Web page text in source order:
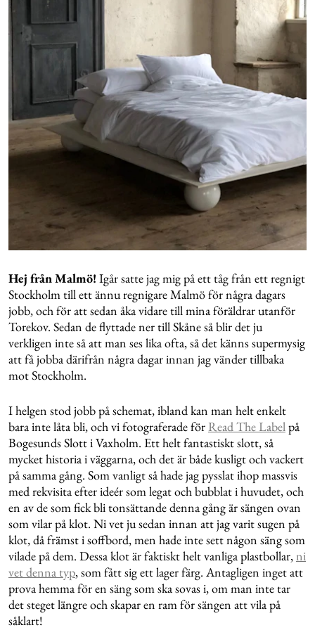
Hej från Malmö! Igår satte jag mig på ett tåg från ett regnigt
Stockholm till ett ännu regnigare Malmö för några dagars
jobb, och för att sedan åka vidare till mina föräldrar utanför
Torekov. Sedan de flyttade ner till Skåne så blir det ju
verkligen inte så att man ses lika ofta, så det känns supermysig
att få jobba därifrån några dagar innan jag vänder tillbaka
mot Stockholm.
I helgen stod jobb på schemat, ibland kan man helt enkelt
bara inte låta bli, och vi fotograferade förRead The Labelpå
Bogesunds Slott i Vaxholm. Ett helt fantastiskt slott, så
mycket historia i väggarna, och det är både kusligt och vackert
på samma gång. Som vanligt så hade jag pysslat ihop massvis
med rekvisita efter ideér som legat och bubblat i huvudet, och
en av de som fick bli tonsättande denna gång är sängen ovan
som vilar på klot. Ni vet ju sedan innan att jag varit sugen på
klot, då främst i soffbord, men hade inte sett någon säng som
vilade på dem. Dessa klot är faktiskt helt vanliga plastbollar,ni
vet denna typ, som fått sig ett lager färg. Antagligen inget att
prova hemma för en säng som ska sovas i, om man inte tar
det steget längre och skapar en ram för sängen att vila på
såklart!